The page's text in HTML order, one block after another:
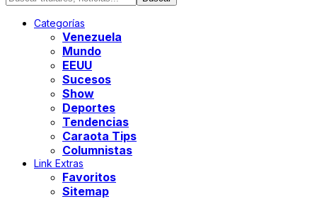
Categorías
Venezuela
Mundo
EEUU
Sucesos
Show
Deportes
Tendencias
Caraota Tips
Columnistas
Link Extras
Favoritos
Sitemap